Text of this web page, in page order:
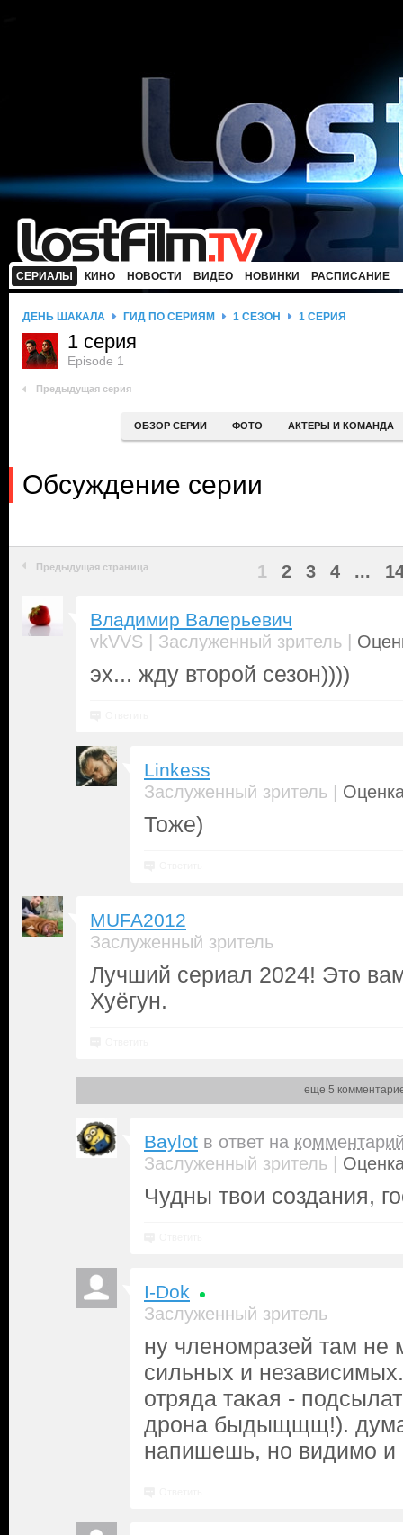
СЕРИАЛЫ КИНО НОВОСТИ ВИДЕО НОВИНКИ РАСПИСАНИЕ
ДЕНЬ ШАКАЛА ГИД ПО СЕРИЯМ 1 СЕЗОН 1 СЕРИЯ
1 серия
Episode 1
Предыдущая серия
ОБЗОР СЕРИИ ФОТО АКТЕРЫ И КОМАНДА
Обсуждение серии
Предыдущая страница 1 2 3 4 ...
Владимир Валерьевич
vkVVS | Заслуженный зритель |
эх... жду второй сезон))))
Linkess
Заслуженный зритель |
Тоже)
MUFA2012
Заслуженный зритель
Лучший сериал 2024! Это
Хуёгун.
еще 5
Baylot в ответ на
Заслуженный зритель |
Чудны твои создания,
I-Dok
Заслуженный зритель
ну членомразей там не
сильных и
отряда такая -
дрона быдыщщщ!).
напишешь, но видимо и